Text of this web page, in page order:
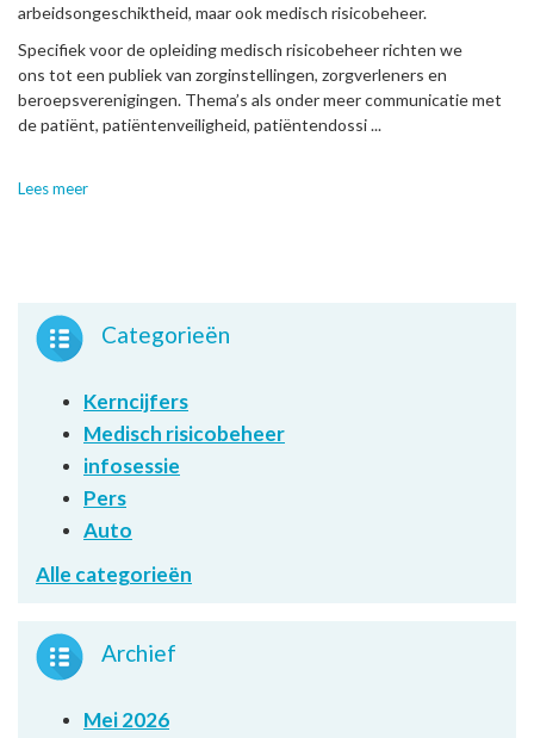
arbeidsongeschiktheid, maar ook medisch risicobeheer.
Specifiek voor de opleiding medisch risicobeheer richten we
ons tot een publiek van zorginstellingen, zorgverleners en
beroepsverenigingen. Thema’s als onder meer communicatie met
de patiënt, patiëntenveiligheid, patiëntendossi ...
Lees meer
Categorieën
Kerncijfers
Medisch risicobeheer
infosessie
Pers
Auto
Alle categorieën
Archief
Mei 2026